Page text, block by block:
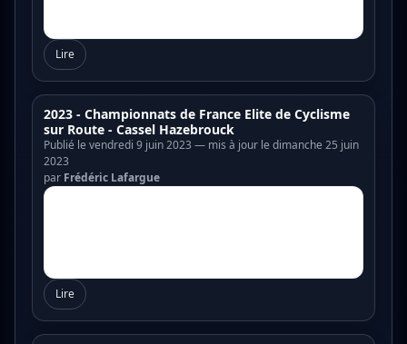
Lire
2023 - Championnats de France Elite de Cyclisme
sur Route - Cassel Hazebrouck
Publié le vendredi 9 juin 2023 — mis à jour le dimanche 25 juin
2023
par Frédéric Lafargue
Lire